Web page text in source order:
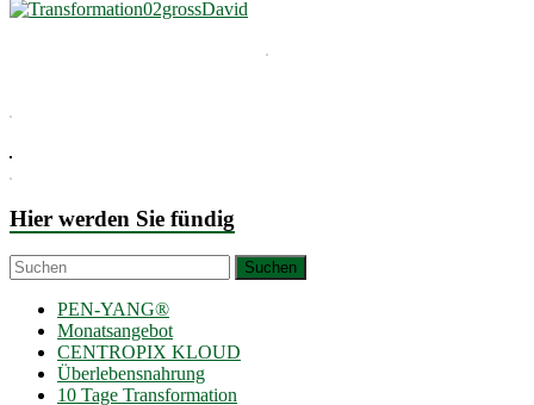
Hier werden Sie fündig
PEN-YANG®
Monatsangebot
CENTROPIX KLOUD
Überlebensnahrung
10 Tage Transformation